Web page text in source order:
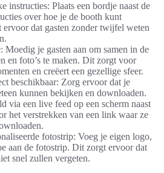
instructies: Plaats een bordje naast de
over hoe je de booth kunt
dat gasten zonder twijfel weten
Moedig je gasten aan om samen in de
en foto’s te maken. Dit zorgt voor
en creëert een gezellige sfeer.
beschikbaar: Zorg ervoor dat je
kunnen bekijken en downloaden.
via een live feed op een scherm naast
het verstrekken van een link waar ze
fotostrip: Voeg je eigen logo,
aan de fotostrip. Dit zorgt ervoor dat
snel zullen vergeten.